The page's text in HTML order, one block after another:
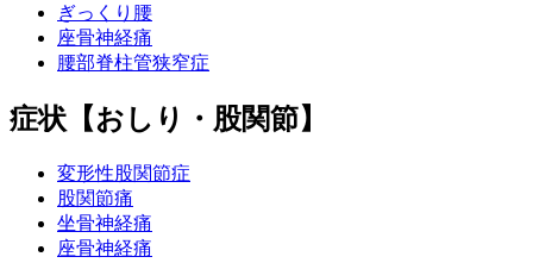
ぎっくり腰
座骨神経痛
腰部脊柱管狭窄症
症状【おしり・股関節】
変形性股関節症
股関節痛
坐骨神経痛
座骨神経痛